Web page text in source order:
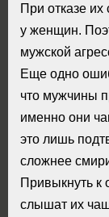
При отказе
у женщин.
мужской
Еще одно
что мужчины
именно они
это лишь
сложнее
Привыкнуть к
слышат их